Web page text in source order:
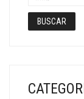
BUSCAR